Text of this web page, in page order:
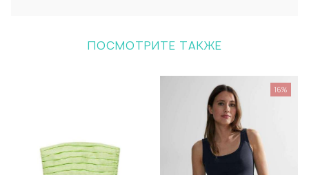
ПОСМОТРИТЕ ТАКЖЕ
16%